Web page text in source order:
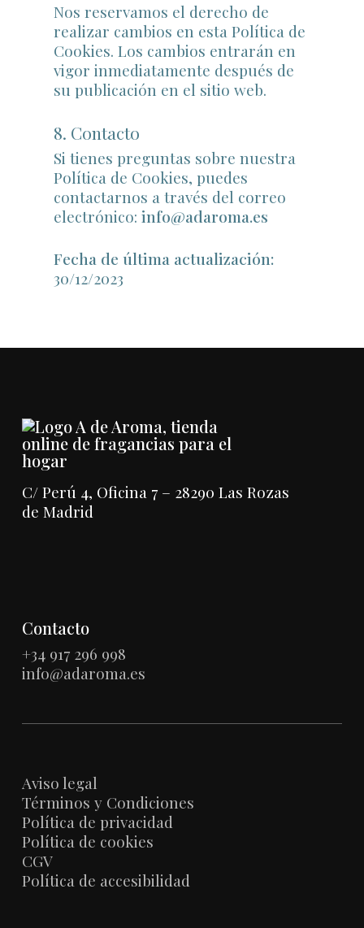
Nos reservamos el derecho de
realizar cambios en esta Política de
Cookies. Los cambios entrarán en
vigor inmediatamente después de
su publicación en el sitio web.
8. Contacto
Si tienes preguntas sobre nuestra
Política de Cookies, puedes
contactarnos a través del correo
electrónico:info@adaroma.es
Fecha de última actualización:
30/12/2023
C/ Perú 4, Oficina 7 – 28290 Las Rozas
de Madrid
Contacto
+34 917 296 998
info@adaroma.es
Aviso legal
Términos y Condiciones
Política de privacidad
Política de cookies
CGV
Política de accesibilidad